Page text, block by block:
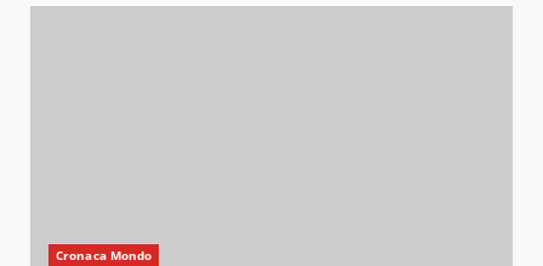
Cronaca Mondo